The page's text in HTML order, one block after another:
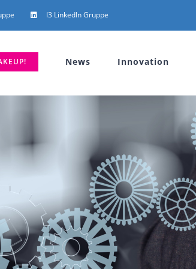
I3 LinkedIn Gruppe
News Innovation